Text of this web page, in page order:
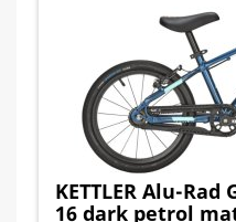
KETTLER Alu-Rad
16 dark petrol